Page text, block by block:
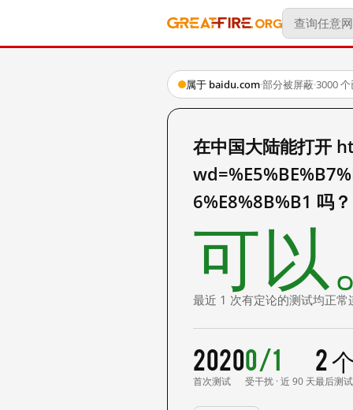
属于 baidu.com·部分被屏蔽·3000
在中国大陆能打开
6%E8%8B%B1 吗？
可以
最近 1 次有定论的测试均正常
2020
首次测试
0/1
受干扰 · 近 90 天
2
最后测试